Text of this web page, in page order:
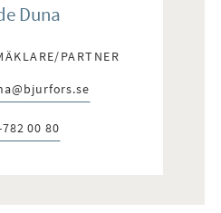
Duna
PARTNER
00 80